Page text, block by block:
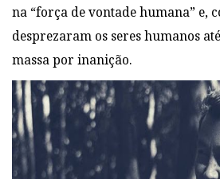
na “força de vontade humana” e,
desprezaram os seres humanos
massa por inanição.